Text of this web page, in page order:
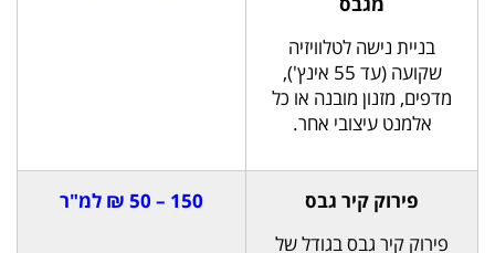
בניית נישה לטלוויזיה
שקועה (עד 55 אינץ'),
מדפים, מזנון מובנה או כל
אלמנט עיצובי אחר.
פירוק קיר גבס
פירוק קיר גבס בגודל של
150 – 50 ₪ למ"ר